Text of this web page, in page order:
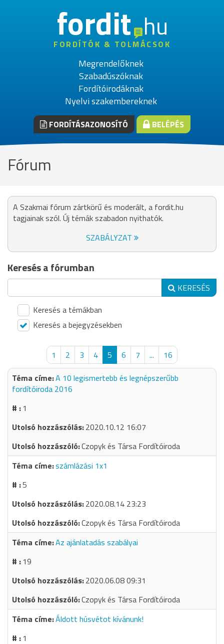
fordithu
FORDÍTÓK & TOLMÁCSOK
Megrendelőknek
Szabadúszóknak
Fordítóirodáknak
Nyelvi szakembereknek
FORDÍTÁSAZONOSÍTÓ BELÉPÉS
Fórum
A Szakmai fórum zártkörű és moderált, a fordit.hu
tagjainak szól. Új témák szabadon nyithatók.
SZABÁLYZAT
Keresés a fórumban
KERESÉS
Keresés a témákban
Keresés a bejegyzésekben
1 2 3 4 5 6 7 ...
16
A 10 legismertebb és legnépszerűbb
fordítóiroda 2016
1
2020.10.12 16:07
Czopyk és Társa Fordítóiroda
számlázási 1x1
5
2020.08.14 23:23
Czopyk és Társa Fordítóiroda
Az ajánlatadás szabályai
19
2020.06.08 09:31
Czopyk és Társa Fordítóiroda
Áldott húsvétot kívánunk!
1